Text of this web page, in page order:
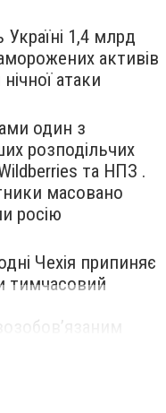
1,4 млрд
активів
атаки
один з
розподільчих
та НПЗ .
масовано
росію
Чехія припиняє
тимчасовий